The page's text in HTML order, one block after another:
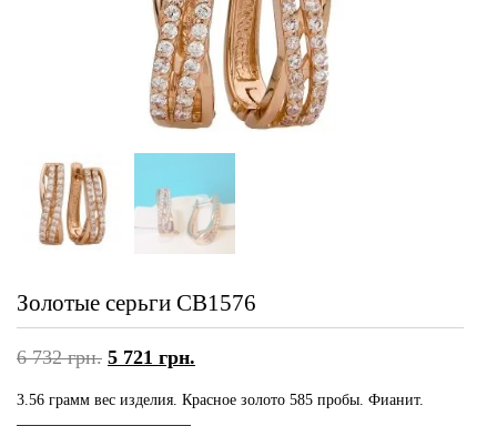
Золотые серьги СВ1576
6 732грн. 5 721 грн.
3.56 грамм вес изделия. Красное золото 585 пробы. Фианит.